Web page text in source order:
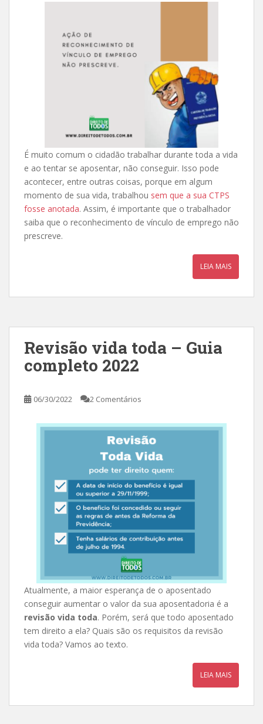
É muito comum o cidadão trabalhar durante toda a vida
e ao tentar se aposentar, não conseguir. Isso pode
acontecer, entre outras coisas, porque em algum
momento de sua vida, trabalhou sem que a sua CTPS
fosse anotada. Assim, é importante que o trabalhador
saiba que o reconhecimento de vínculo de emprego não
prescreve.
LEIA MAIS
Revisão vida toda – Guia
completo 2022
06/30/2022 2 Comentários
Atualmente, a maior esperança de o aposentado
conseguir aumentar o valor da sua aposentadoria é a
revisão vida toda. Porém, será que todo aposentado
tem direito a ela? Quais são os requisitos da revisão
vida toda? Vamos ao texto.
LEIA MAIS